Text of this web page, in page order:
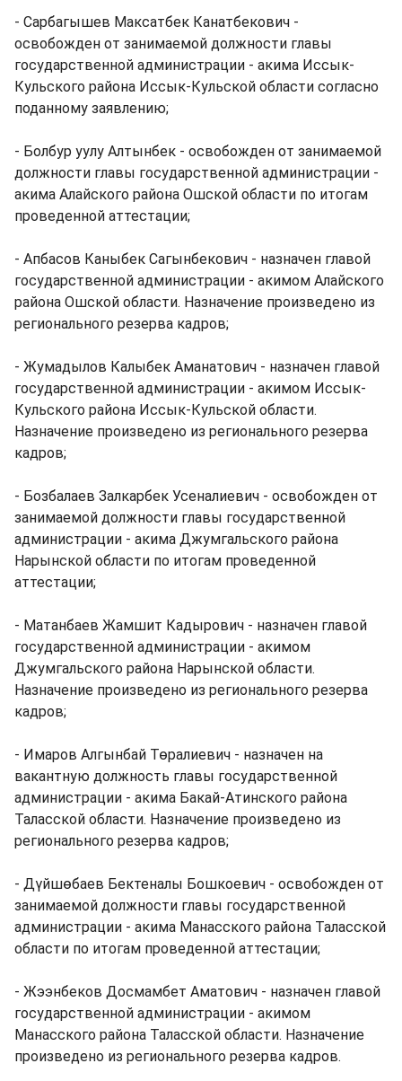
- Сарбагышев Максатбек Канатбекович -
освобожден от занимаемой должности главы
государственной администрации - акима Иссык-
Кульского района Иссык-Кульской области согласно
поданному заявлению;
- Болбур уулу Алтынбек - освобожден от занимаемой
должности главы государственной администрации -
акима Алайского района Ошской области по итогам
проведенной аттестации;
- Апбасов Каныбек Сагынбекович - назначен главой
государственной администрации - акимом Алайского
района Ошской области. Назначение произведено из
регионального резерва кадров;
- Жумадылов Калыбек Аманатович - назначен главой
государственной администрации - акимом Иссык-
Кульского района Иссык-Кульской области.
Назначение произведено из регионального резерва
кадров;
- Бозбалаев Залкарбек Усеналиевич - освобожден от
занимаемой должности главы государственной
администрации - акима Джумгальского района
Нарынской области по итогам проведенной
аттестации;
- Матанбаев Жамшит Кадырович - назначен главой
государственной администрации - акимом
Джумгальского района Нарынской области.
Назначение произведено из регионального резерва
кадров;
- Имаров Алгынбай Төралиевич - назначен на
вакантную должность главы государственной
администрации - акима Бакай-Атинского района
Таласской области. Назначение произведено из
регионального резерва кадров;
- Дүйшөбаев Бектеналы Бошкоевич - освобожден от
занимаемой должности главы государственной
администрации - акима Манасского района Таласской
области по итогам проведенной аттестации;
- Жээнбеков Досмамбет Аматович - назначен главой
государственной администрации - акимом
Манасского района Таласской области. Назначение
произведено из регионального резерва кадров.